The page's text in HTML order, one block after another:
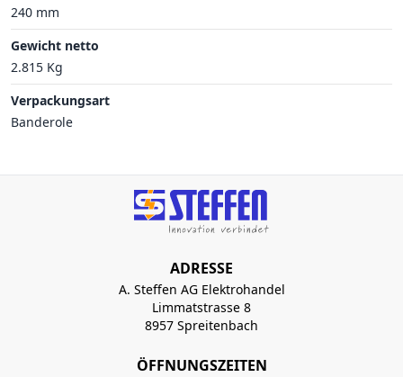
240 mm
Gewicht netto
2.815 Kg
Verpackungsart
Banderole
ADRESSE
A. Steffen AG Elektrohandel
Limmatstrasse 8
8957 Spreitenbach
ÖFFNUNGSZEITEN